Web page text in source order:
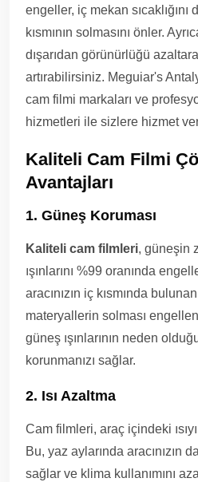
engeller, iç mekan sıcaklığını
kısmının solmasını önler.
dışarıdan görünürlüğü
artırabilirsiniz. Meguiar's
cam filmi markaları ve
hizmetleri ile sizlere hizmet
Kaliteli Cam Filmi
Avantajları
1. Güneş Koruması
Kaliteli cam filmleri, güneşin
ışınlarını %99 oranında
aracınızın iç kısmında
materyallerin solması
güneş ışınlarının neden
korunmanızı sağlar.
2. Isı Azaltma
Cam filmleri, araç içindeki
Bu, yaz aylarında aracınızın
sağlar ve klima kullanımını